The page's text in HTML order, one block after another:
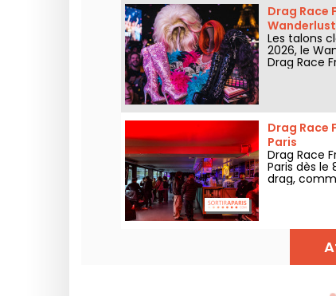
Drag Race
Les talons
2026, le
Drag Race
Drag Race
Paris
Drag Race
Paris dès
drag,